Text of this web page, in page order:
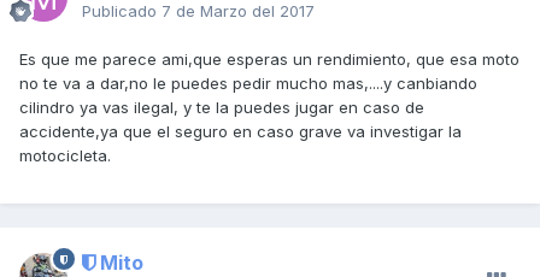
Publicado 7 de Marzo del 2017
Es que me parece ami,que esperas un rendimiento, que esa moto
no te va a dar,no le puedes pedir mucho mas,....y canbiando
cilindro ya vas ilegal, y te la puedes jugar en caso de
accidente,ya que el seguro en caso grave va investigar la
motocicleta.
Mito